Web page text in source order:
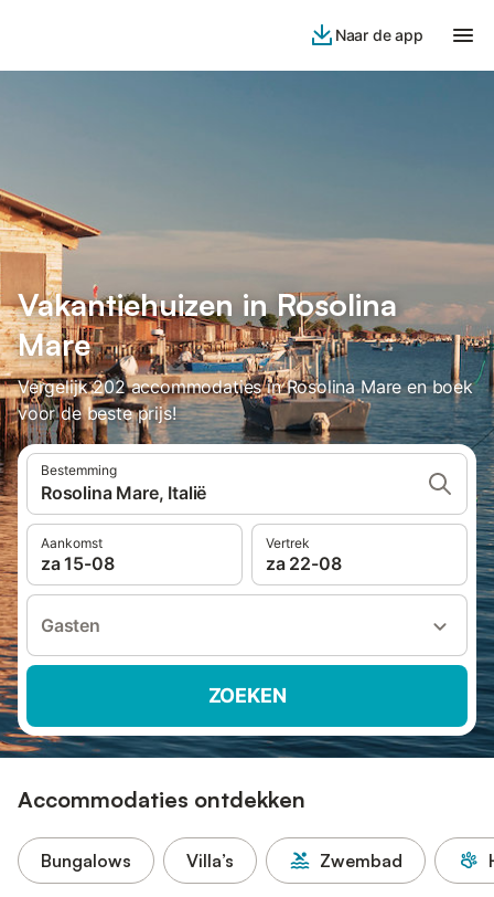
Naar de app
Vakantiehuizen in Rosolina
Mare
Vergelijk 202 accommodaties in Rosolina Mare en boek
voor de beste prijs!
Bestemming
Rosolina Mare, Italië
Aankomst
za 15-08
Vertrek
za 22-08
Gasten
ZOEKEN
Accommodaties ontdekken
Bungalows Villa’s Zwembad